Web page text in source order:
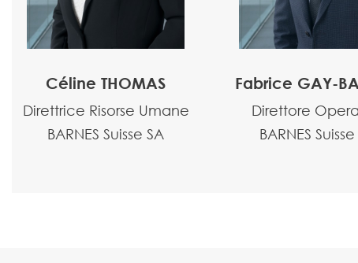
Céline THOMAS
Direttrice Risorse Umane
BARNES Suisse SA
Fabrice GAY-
Direttore
BARNES